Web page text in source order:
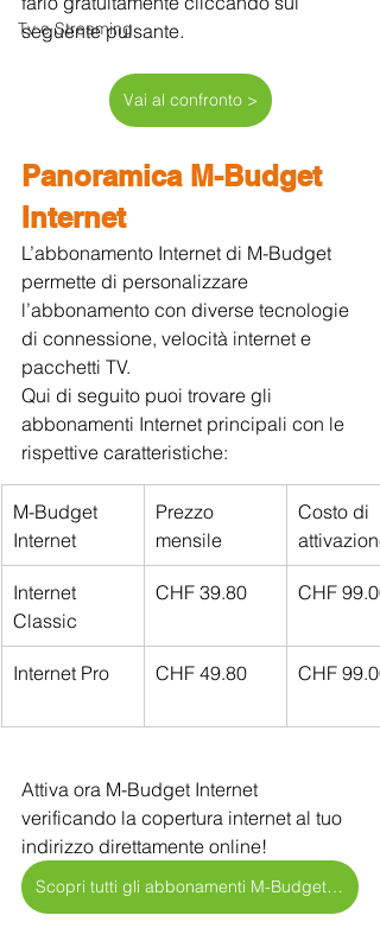
Tv e Streaming
seguente pulsante.
Vai al confronto >
Panoramica M-Budget
Internet
L’abbonamento Internet di M-Budget
permette di personalizzare
l’abbonamento con diverse tecnologie
di connessione, velocità internet e
pacchetti TV.
Qui di seguito puoi trovare gli
abbonamenti Internet principali con le
rispettive caratteristiche:
M-Budget
Internet
Prezzo
mensile
Costo di
attivazione
Internet
Classic
CHF 39.80 CHF 99.00
Internet Pro CHF 49.80 CHF 99.00
Attiva ora M-Budget Internet
verificando la copertura internet al tuo
indirizzo direttamente online!
Scopri tutti gli abbonamenti M-Budget Internet >